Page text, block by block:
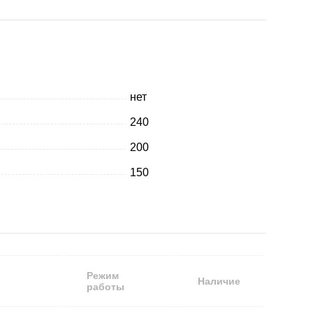
нет
240
200
150
Режим
работы
Наличие